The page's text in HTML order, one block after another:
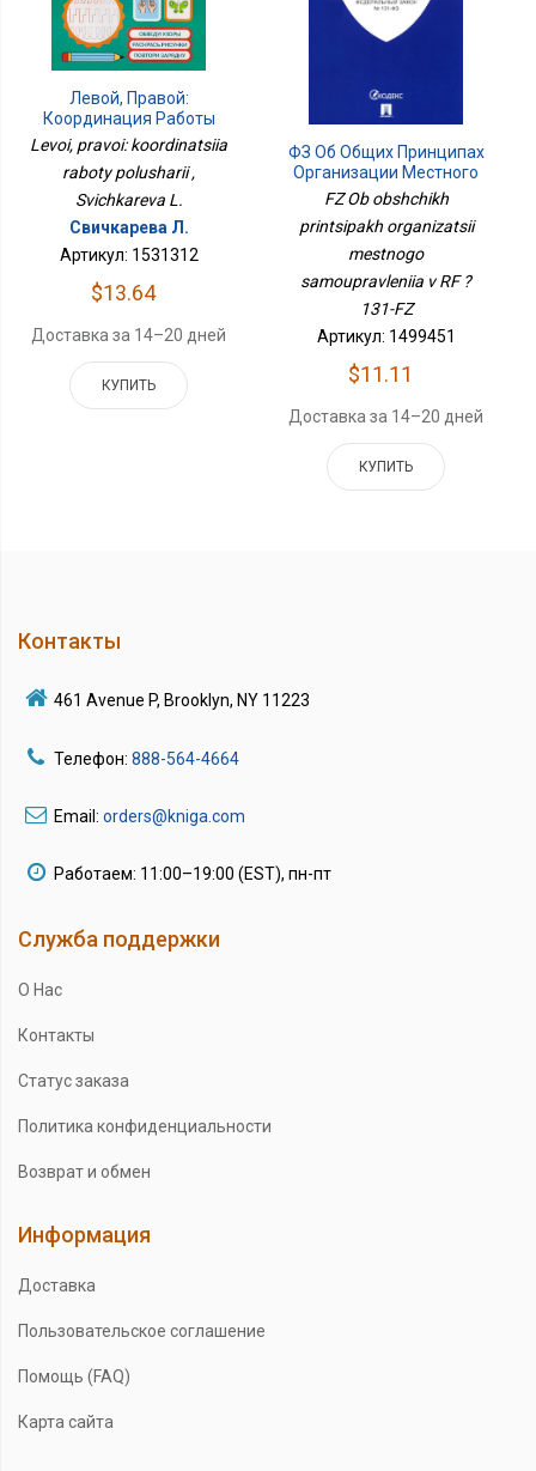
Левой, Правой:
Координация Работы
Полушарий
Levoi, pravoi: koordinatsiia
raboty polusharii ,
Svichkareva L.
Свичкарева Л.
Артикул: 1531312
$13.64
Доставка за 14–20 дней
КУПИТЬ
ФЗ Об Общих Принципах
Организации Местного
Самоуправления В РФ
FZ Ob obshchikh
printsipakh organizatsii
mestnogo
samoupravleniia v RF ?
131-FZ
Артикул: 1499451
$11.11
Доставка за 14–20 дней
КУПИТЬ
Контакты
461 Avenue P, Brooklyn, NY 11223
Телефон: 888-564-4664
Email: orders@kniga.com
Работаем: 11:00–19:00 (EST), пн-пт
Служба поддержки
О Нас
Контакты
Статус заказа
Политика конфиденциальности
Возврат и обмен
Информация
Доставка
Пользовательское соглашение
Помощь (FAQ)
Карта сайта